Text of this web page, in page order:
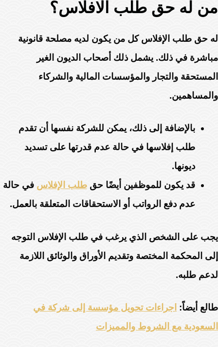
من له حق طلب الافلاس؟
له حق طلب الإفلاس كل من يكون لديه مصلحة قانونية
مباشرة في ذلك. يشمل ذلك أصحاب الديون الغير
المستحقة والتجار والمؤسسات المالية والشركاء
والمساهمين.
بالإضافة إلى ذلك، يمكن للشركة نفسها أن تقدم
طلب إفلاسها في حالة عدم قدرتها على تسديد
ديونها.
قد يكون للموظفين أيضًا حقطلب الإفلاس في حالة
عدم دفع الرواتب أو الاستحقاقات المتعلقة بالعمل.
يجب على الشخص الذي يرغب في طلب الإفلاس التوجه
إلى المحكمة المختصة وتقديم الأوراق والوثائق اللازمة
لدعم طلبه.
طالع أيضاً: اجراءات تحويل مؤسسة إلى شركة في
السعودية مع الشروط والمميزات